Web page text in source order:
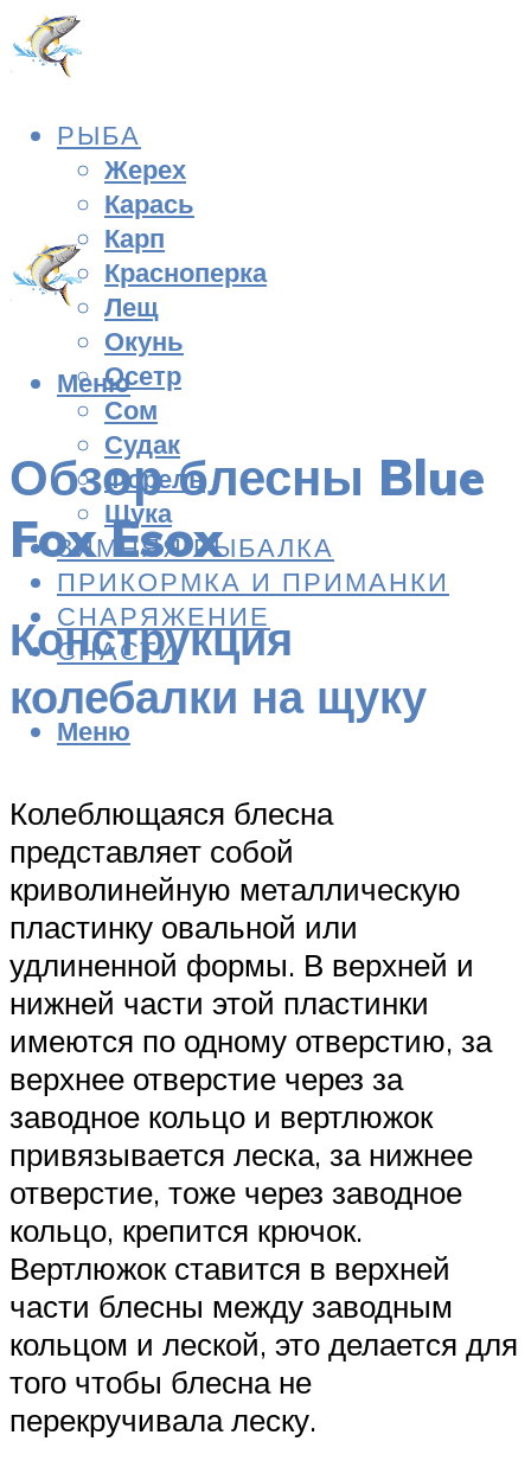
РЫБА
Жерех
Карась
Карп
Красноперка
Лещ
Окунь
Осетр
Сом
Судак
Форель
Щука
ЗИМНЯЯ РЫБАЛКА
ПРИКОРМКА И ПРИМАНКИ
СНАРЯЖЕНИЕ
СНАСТИ
Меню
Меню
Обзор блесны Blue
Fox Esox
Конструкция
колебалки на щуку
Колеблющаяся блесна
представляет собой
криволинейную металлическую
пластинку овальной или
удлиненной формы. В верхней и
нижней части этой пластинки
имеются по одному отверстию, за
верхнее отверстие через за
заводное кольцо и вертлюжок
привязывается леска, за нижнее
отверстие, тоже через заводное
кольцо, крепится крючок.
Вертлюжок ставится в верхней
части блесны между заводным
кольцом и леской, это делается для
того чтобы блесна не
перекручивала леску.